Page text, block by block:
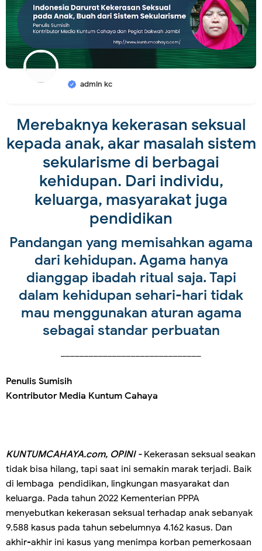
admin kc
Merebaknya kekerasan seksual
kepada anak, akar masalah sistem
sekularisme di berbagai
kehidupan. Dari individu,
keluarga, masyarakat juga
pendidikan
Pandangan yang memisahkan agama
dari kehidupan. Agama hanya
dianggap ibadah ritual saja. Tapi
dalam kehidupan sehari-hari tidak
mau menggunakan aturan agama
sebagai standar perbuatan
Penulis Sumisih
Kontributor Media Kuntum Cahaya
KUNTUMCAHAYA.com, OPINI - Kekerasan seksual seakan
tidak bisa hilang, tapi saat ini semakin marak terjadi. Baik
di lembaga pendidikan, lingkungan masyarakat dan
keluarga. Pada tahun 2022 Kementerian PPPA
menyebutkan kekerasan seksual terhadap anak sebanyak
9.588 kasus pada tahun sebelumnya 4.162 kasus. Dan
akhir-akhir ini kasus yang menimpa korban pemerkosaan